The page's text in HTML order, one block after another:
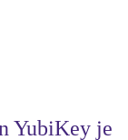
YubiKey je